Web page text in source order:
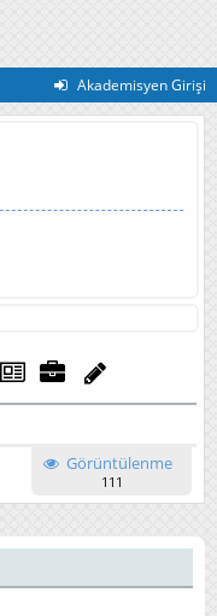
Akademisyen Girişi
Görüntülenme
111